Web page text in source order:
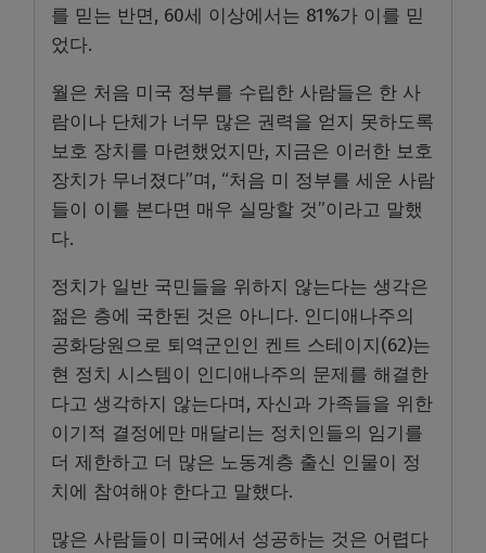
를 믿는 반면, 60세 이상에서는 81%가 이를 믿
었다.
월은 처음 미국 정부를 수립한 사람들은 한 사
람이나 단체가 너무 많은 권력을 얻지 못하도록
보호 장치를 마련했었지만, 지금은 이러한 보호
장치가 무너졌다”며, “처음 미 정부를 세운 사람
들이 이를 본다면 매우 실망할 것”이라고 말했
다.
정치가 일반 국민들을 위하지 않는다는 생각은
젊은 층에 국한된 것은 아니다. 인디애나주의
공화당원으로 퇴역군인인 켄트 스테이지(62)는
현 정치 시스템이 인디애나주의 문제를 해결한
다고 생각하지 않는다며, 자신과 가족들을 위한
이기적 결정에만 매달리는 정치인들의 임기를
더 제한하고 더 많은 노동계층 출신 인물이 정
치에 참여해야 한다고 말했다.
많은 사람들이 미국에서 성공하는 것은 어렵다